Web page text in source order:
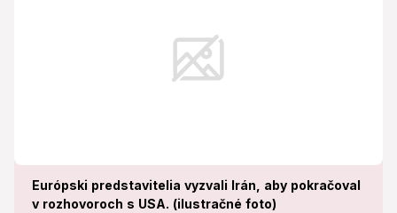
Európski predstavitelia vyzvali Irán, aby pokračoval
v rozhovoroch s USA. (ilustračné foto)